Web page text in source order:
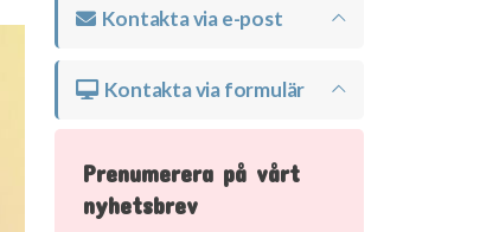
Kontakta via e-post
Kontakta via formulär
Prenumerera på vårt
nyhetsbrev